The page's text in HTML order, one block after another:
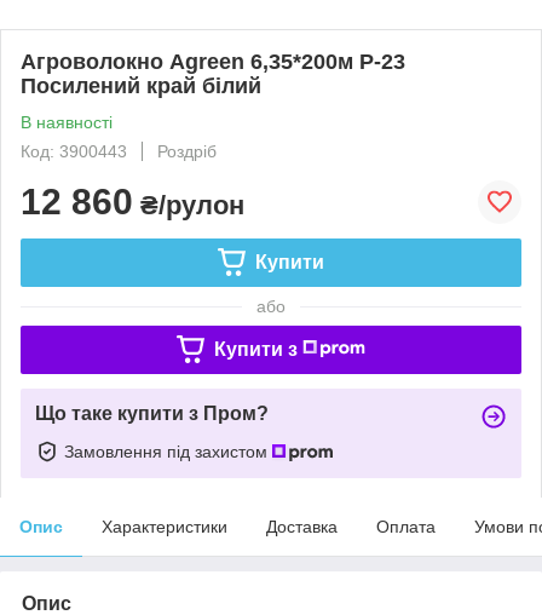
Агроволокно Agreen 6,35*200м Р-23
Посилений край білий
В наявності
Код: 3900443
Роздріб
12 860 ₴/рулон
Купити
або
Купити з
Що таке купити з Пром?
Замовлення під захистом
Опис Характеристики Доставка Оплата Умови
Опис